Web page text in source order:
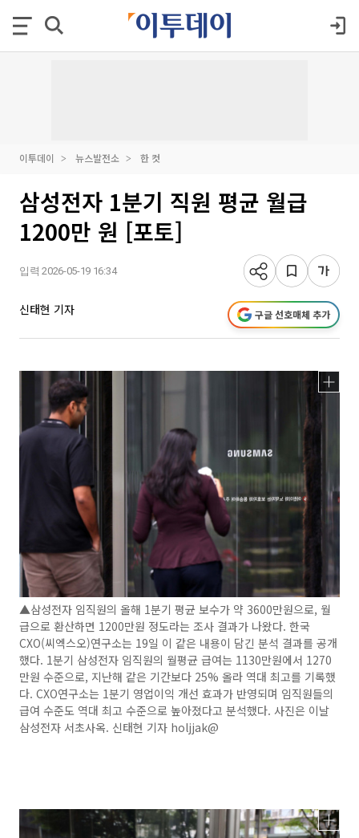
이투데이 뉴스발전소 한 컷
삼성전자 1분기 직원 평균 월급
1200만 원 [포토]
입력 2026-05-19 16:34
신태현 기자 구글 선호매체 추가
▲삼성전자 임직원의 올해 1분기 평균 보수가 약 3600만원으로, 월
급으로 환산하면 1200만원 정도라는 조사 결과가 나왔다. 한국
CXO(씨엑스오)연구소는 19일 이 같은 내용이 담긴 분석 결과를 공개
했다. 1분기 삼성전자 임직원의 월평균 급여는 1130만원에서 1270
만원 수준으로, 지난해 같은 기간보다 25% 올라 역대 최고를 기록했
다. CXO연구소는 1분기 영업이익 개선 효과가 반영되며 임직원들의
급여 수준도 역대 최고 수준으로 높아졌다고 분석했다. 사진은 이날
삼성전자 서초사옥. 신태현 기자 holjjak@